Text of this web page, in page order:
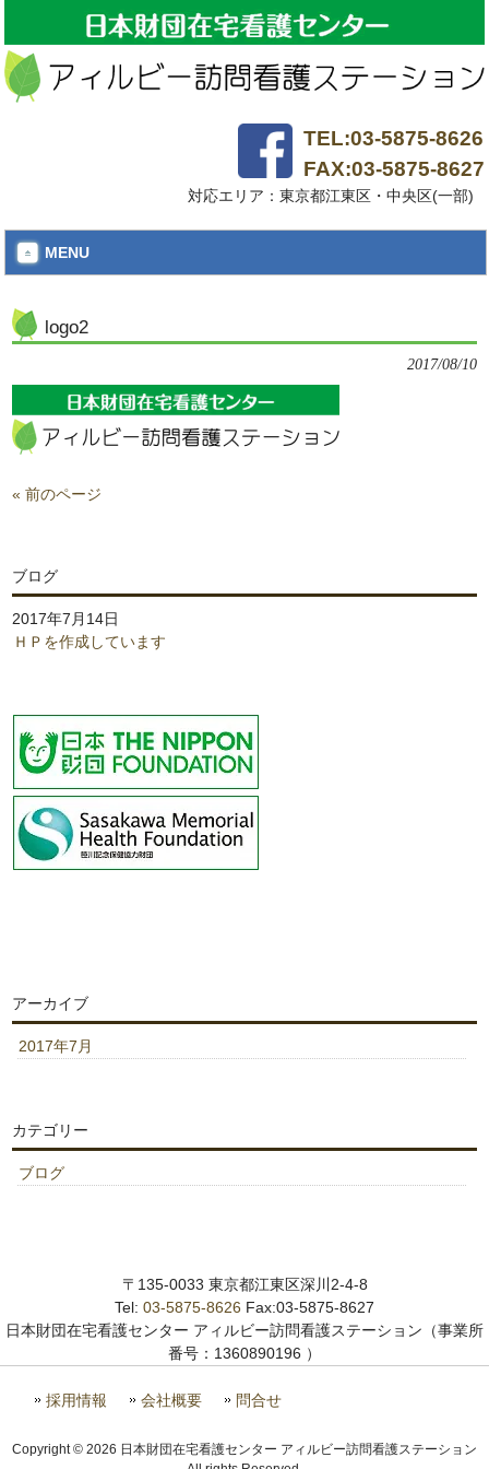
TEL:03-5875-8626
FAX:03-5875-8627
対応エリア：東京都江東区・中央区(一部)
MENU
logo2
2017/08/10
« 前のページ
ブログ
2017年7月14日
ＨＰを作成しています
アーカイブ
2017年7月
カテゴリー
ブログ
〒135-0033 東京都江東区深川2-4-8
Tel: 03-5875-8626 Fax:03-5875-8627
日本財団在宅看護センター アィルビー訪問看護ステーション（事業所
番号：1360890196 ）
採用情報 会社概要 問合せ
Copyright © 2026 日本財団在宅看護センター アィルビー訪問看護ステーション